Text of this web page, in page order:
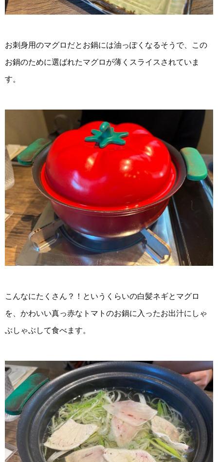
お刺身用のマグロだとお鍋には油っぽくなるそうで、この
お鍋のために選ばれたマグロが薄くスライスされていま
す。
こんなにたくさん？！というくらいの白髪ネギとマグロ
を、かわいい真っ赤なトマトのお鍋に入ったお出汁にしゃ
ぶしゃぶして食べます。